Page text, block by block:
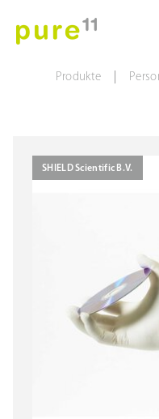
Produkte
SHIELD Scientific B.V.